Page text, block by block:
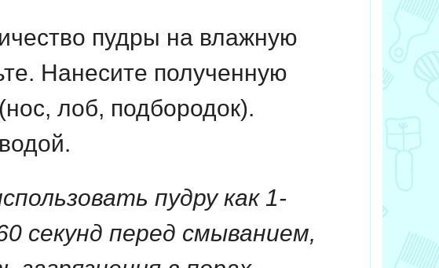
пудры на влажную
Нанесите полученную
лоб, подбородок).
пудру как 1-
секунд перед смыванием,